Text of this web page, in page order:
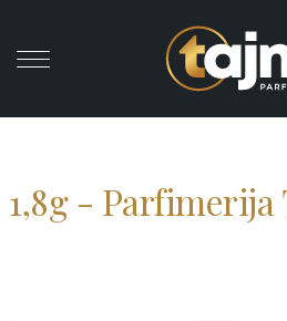
1,8g - Parfimerija